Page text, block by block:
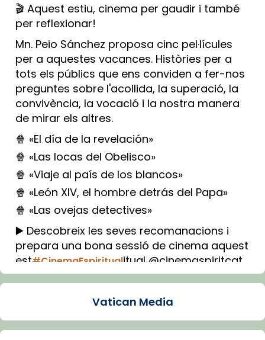
🎬 Aquest estiu, cinema per gaudir i també
per reflexionar!
Mn. Peio Sánchez proposa cinc pel·lícules
per a aquestes vacances. Històries per a
tots els públics que ens conviden a fer-nos
preguntes sobre l'acollida, la superació, la
convivència, la vocació i la nostra manera
de mirar els altres.
🍿 «El día de la revelación»
🍿 «Las locas del Obelisco»
🍿 «Viaje al país de los blancos»
🍿 «León XIV, el hombre detrás del Papa»
🍿 «Las ovejas detectives»
▶️ Descobreix les seves recomanacions i
prepara una bona sessió de cinema aquest
est#CinemaEspiritualitual @cinemaspiritcat
Imatge: Generada amb IA (OpenAI)
Vatican Media